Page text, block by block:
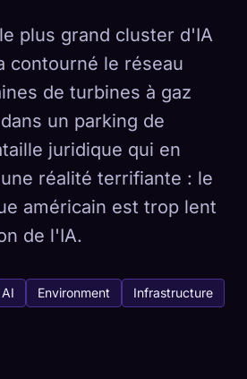
plus grand cluster d'IA
contourné le réseau
de turbines à gaz
un parking de
juridique qui en
réalité terrifiante : le
américain est trop lent
de l'IA.
AI Environment Infrastructure